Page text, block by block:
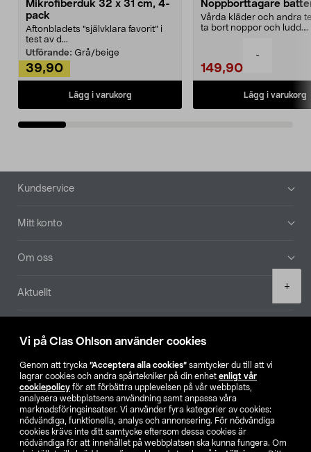
Vi på Clas Ohlson använder cookies
Genom att trycka ”Acceptera alla cookies” samtycker du till att vi
lagrar cookies och andra spårtekniker på din enhet enligt vår
cookiepolicy för att förbättra upplevelsen på vår webbplats,
analysera webbplatsens användning samt anpassa våra
marknadsföringsinsatser. Vi använder fyra kategorier av cookies:
nödvändiga, funktionella, analys och annonsering. För nödvändiga
cookies krävs inte ditt samtycke eftersom dessa cookies är
nödvändiga för att innehållet på webbplatsen ska kunna fungera. Om
-
+
Mikrofiberduk 32 x 31 cm, 4-
pack
Aftonbladets "självklara favorit” i
test av d...
Utförande: Grå/beige
39,90
Lägg i varukorg
Noppborttagare
Vårda kläder och andra
ta bort noppor och ludd.
149,90
Lägg i varukorg
Sidfot
Kundservice
Mitt konto
Om oss
Aktuellt
Hitta butik
SE NO FI